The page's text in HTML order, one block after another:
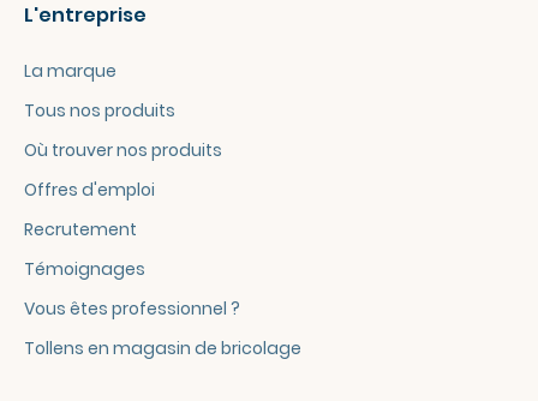
L'entreprise
La marque
Tous nos produits
Où trouver nos produits
Offres d'emploi
Recrutement
Témoignages
Vous êtes professionnel ?
Tollens en magasin de bricolage